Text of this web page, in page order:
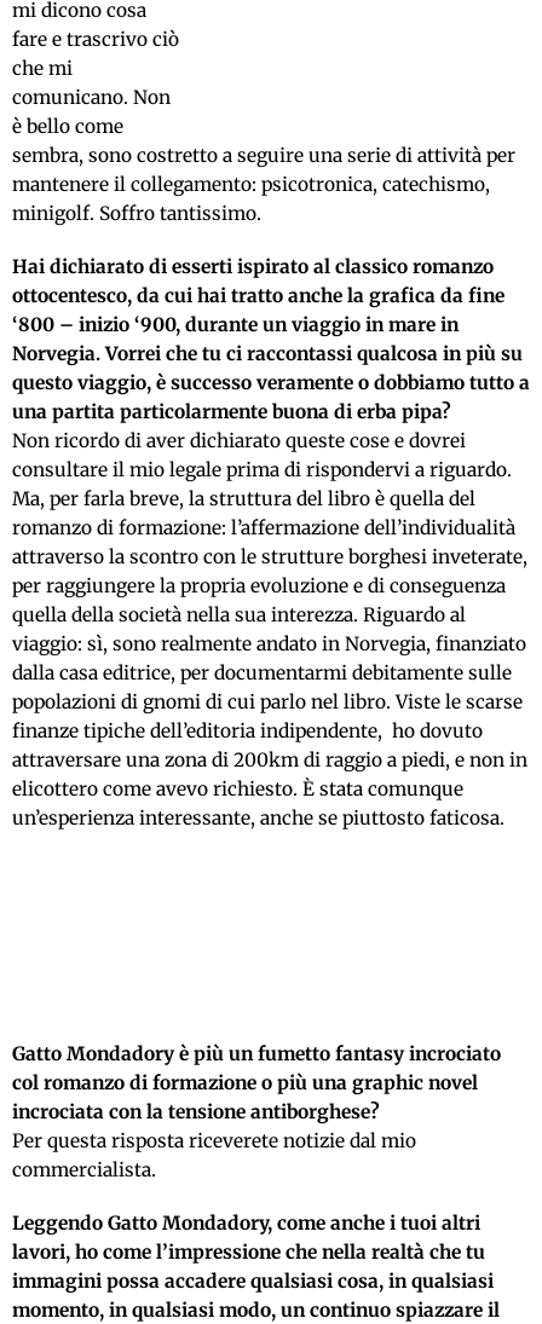
mi dicono cosa
fare e trascrivo ciò
che mi
comunicano. Non
è bello come
sembra, sono costretto a seguire una serie di attività per
mantenere il collegamento: psicotronica, catechismo,
minigolf. Soffro tantissimo.
Hai dichiarato di esserti ispirato al classico romanzo
ottocentesco, da cui hai tratto anche la grafica da fine
‘800 – inizio ‘900, durante un viaggio in mare in
Norvegia.Vorrei che tu ci raccontassi qualcosa in più su
questo viaggio, è successo veramente o dobbiamo tutto a
una partita particolarmente buona di erba pipa?
Non ricordo di aver dichiarato queste cose e dovrei
consultare il mio legale prima di rispondervi a riguardo.
Ma, per farla breve, la struttura del libro è quella del
romanzo di formazione: l’affermazione dell’individualità
attraverso la scontro con le strutture borghesi inveterate,
per raggiungere la propria evoluzione e di conseguenza
quella della società nella sua interezza. Riguardo al
viaggio: sì, sono realmente andato in Norvegia, finanziato
dalla casa editrice, per documentarmi debitamente sulle
popolazioni di gnomi di cui parlo nel libro. Viste le scarse
finanze tipiche dell’editoria indipendente, ho dovuto
attraversare una zona di 200km di raggio a piedi, e non in
elicottero come avevo richiesto. È stata comunque
un’esperienza interessante, anche se piuttosto faticosa.
Gatto Mondadory è più un fumetto fantasy incrociato
col romanzo di formazione o più una graphic novel
incrociata con la tensione antiborghese?
Per questa risposta riceverete notizie dal mio
commercialista.
Leggendo Gatto Mondadory, come anche i tuoi altri
lavori, ho come l’impressione che nella realtà che tu
immagini possa accadere qualsiasi cosa, in qualsiasi
momento, in qualsiasi modo, un continuo spiazzare il